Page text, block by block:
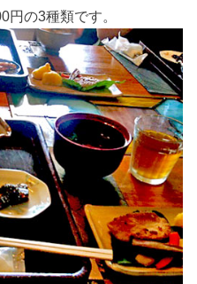
の3種類です。